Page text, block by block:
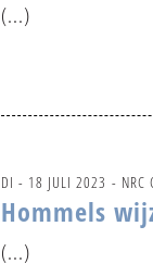
(...)
DI - 18 JULI 2023 - NRC
Hommels
(...)